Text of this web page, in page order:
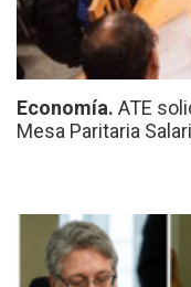
Economía. ATE
Mesa Paritaria